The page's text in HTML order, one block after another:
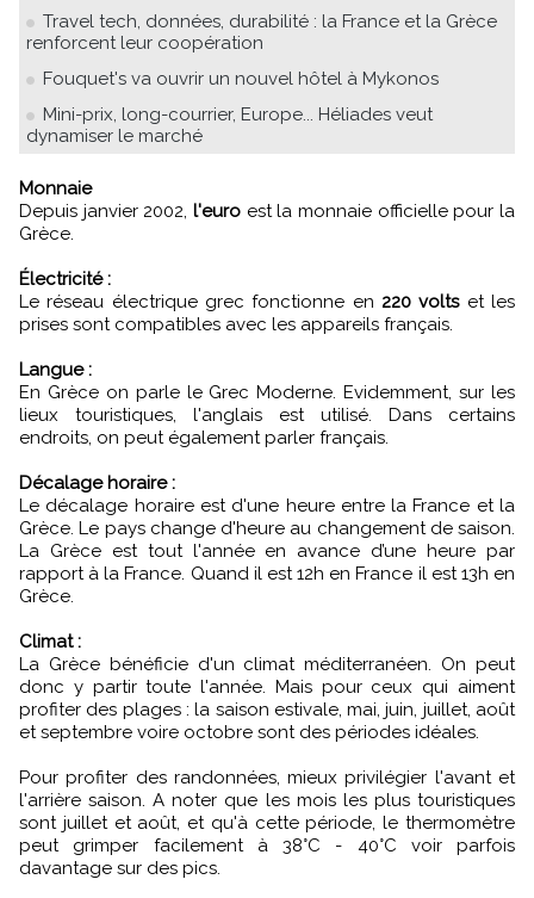
Travel tech, données, durabilité : la France et la Grèce
renforcent leur coopération
Fouquet's va ouvrir un nouvel hôtel à Mykonos
Mini-prix, long-courrier, Europe... Héliades veut
dynamiser le marché
Monnaie
Depuis janvier 2002, l'euro est la monnaie officielle pour la
Grèce.
Électricité :
Le réseau électrique grec fonctionne en 220 voltset les
prises sont compatibles avec les appareils français.
Langue :
En Grèce on parle le Grec Moderne. Evidemment, sur les
lieux touristiques, l'anglais est utilisé. Dans certains
endroits, on peut également parler français.
Décalage horaire :
Le décalage horaire est d'une heure entre la France et la
Grèce. Le pays change d'heure au changement de saison.
La Grèce est tout l'année en avance d’une heure par
rapport à la France. Quand il est 12h en France il est 13h en
Grèce.
Climat :
La Grèce bénéficie d'un climat méditerranéen. On peut
donc y partir toute l'année. Mais pour ceux qui aiment
profiter des plages : la saison estivale, mai, juin, juillet, août
et septembre voire octobre sont des périodes idéales.
Pour profiter des randonnées, mieux privilégier l'avant et
l'arrière saison. A noter que les mois les plus touristiques
sont juillet et août, et qu'à cette période, le thermomètre
peut grimper facilement à 38°C - 40°C voir parfois
davantage sur des pics.